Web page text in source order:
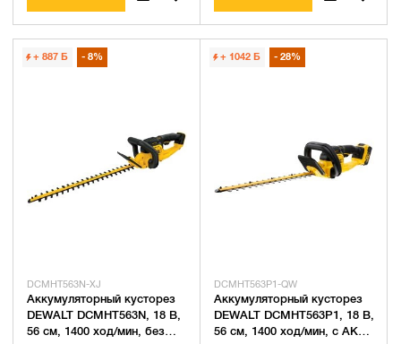
+ 887 Б 8%
DCMHT563N-XJ
Аккумуляторный кусторез
DEWALT DCMHT563N, 18 В,
56 см, 1400 ход/мин, без
+ 1042 Б 28%
DCMHT563P1-QW
Аккумуляторный кусторез
DEWALT DCMHT563P1, 18 В,
56 см, 1400 ход/мин, с АКБ